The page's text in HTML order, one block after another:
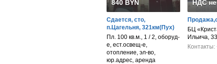
840 BYN
Сдается, сто,
п.Цагельня, 321км(Пух)
Пл. 100 кв.м., 1 / 2, оборуд-
е, ест.освещ-е,
отопление, эл-во,
юр.адрес, аренда
НДС
БЦ
Ильича,
Контакты: